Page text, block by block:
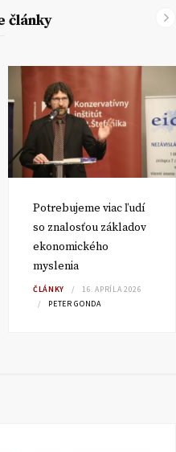
články
Potrebujeme viac ľudí
so znalosťou základov
ekonomického
myslenia
ČLÁNKY
16. APRÍLA 2026
PETER GONDA